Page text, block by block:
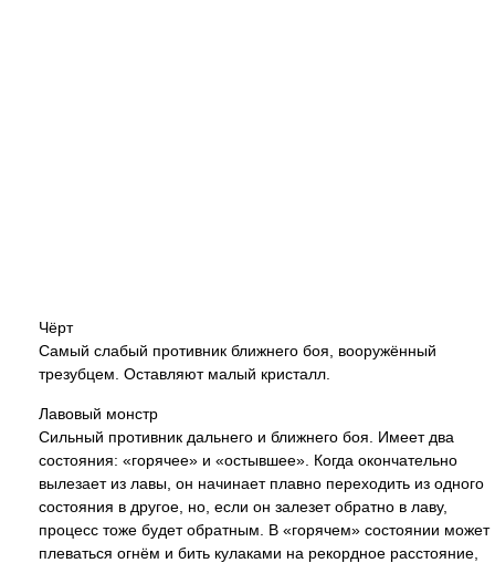
Чёрт
Самый слабый противник ближнего боя, вооружённый
трезубцем. Оставляют малый кристалл.
Лавовый монстр
Сильный противник дальнего и ближнего боя. Имеет два
состояния: «горячее» и «остывшее». Когда окончательно
вылезает из лавы, он начинает плавно переходить из одного
состояния в другое, но, если он залезет обратно в лаву,
процесс тоже будет обратным. В «горячем» состоянии может
плеваться огнём и бить кулаками на рекордное расстояние,